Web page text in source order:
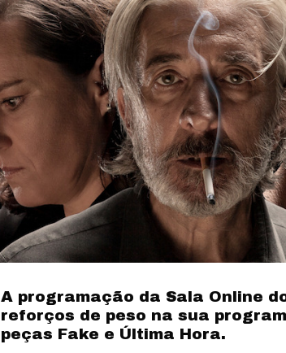
A programação da Sala Online
reforços de peso na sua
peças Fake e Última Hora.